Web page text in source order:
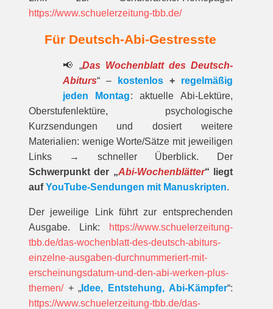
https://www.schuelerzeitung-tbb.de/
Für Deutsch-Abi-Gestresste
📢 „Das Wochenblatt des Deutsch-
Abiturs“ – kostenlos+ regelmäßig
jeden Montag: aktuelle Abi-Lektüre,
Oberstufenlektüre, psychologische
Kurzsendungen und dosiert weitere
Materialien: wenige Worte/Sätze mit jeweiligen
Links → schneller Überblick. Der
Schwerpunkt der „Abi-Wochenblätter“ liegt
aufYouTube-Sendungen mit Manuskripten.
Der jeweilige Link führt zur entsprechenden
Ausgabe. Link:
https://www.schuelerzeitung-
tbb.de/das-wochenblatt-des-deutsch-abiturs-
einzelne-ausgaben-durchnummeriert-mit-
erscheinungsdatum-und-den-abi-werken-plus-
themen/+ „ Idee, Entstehung, Abi-Kämpfer“:
https://www.schuelerzeitung-tbb.de/das-